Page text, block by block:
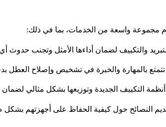
مجموعة واسعة من الخدمات، بما في ذلك:
والتكييف لضمان أداءها الأمثل وتجنب حدوث
بالمهارة والخبرة في تشخيص وإصلاح العطل
التكييف الجديدة وتوزيعها بشكل مثالي
النصائح حول كيفية الحفاظ على أجهزتهم